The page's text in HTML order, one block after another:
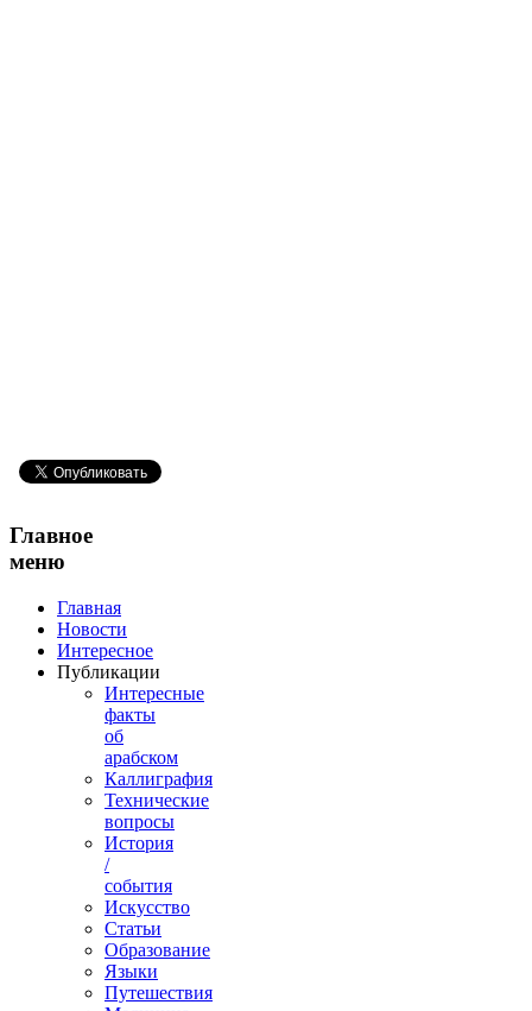
Главное
меню
Главная
Новости
Интересное
Публикации
Интересные
факты
об
арабском
Каллиграфия
Технические
вопросы
История
/
события
Искусство
Статьи
Образование
Языки
Путешествия